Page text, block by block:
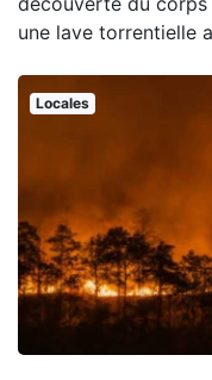
une lave torrentielle
Locales